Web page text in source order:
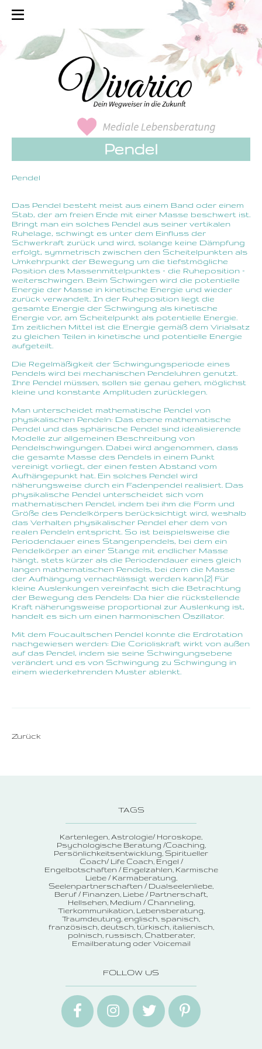
Pendel
Pendel
Das Pendel besteht meist aus einem Band oder einem
Stab, der am freien Ende mit einer Masse beschwert ist.
Bringt man ein solches Pendel aus seiner vertikalen
Ruhelage, schwingt es unter dem Einfluss der
Schwerkraft zurück und wird, solange keine Dämpfung
erfolgt, symmetrisch zwischen den Scheitelpunkten als
Umkehrpunkt der Bewegung um die tiefstmögliche
Position des Massenmittelpunktes – die Ruheposition –
weiterschwingen. Beim Schwingen wird die potentielle
Energie der Masse in kinetische Energie und wieder
zurück verwandelt. In der Ruheposition liegt die
gesamte Energie der Schwingung als kinetische
Energie vor, am Scheitelpunkt als potentielle Energie.
Im zeitlichen Mittel ist die Energie gemäß dem Virialsatz
zu gleichen Teilen in kinetische und potentielle Energie
aufgeteilt.
Die Regelmäßigkeit der Schwingungsperiode eines
Pendels wird bei mechanischen Pendeluhren genutzt.
Ihre Pendel müssen, sollen sie genau gehen, möglichst
kleine und konstante Amplituden zurücklegen.
Man unterscheidet mathematische Pendel von
physikalischen Pendeln: Das ebene mathematische
Pendel und das sphärische Pendel sind idealisierende
Modelle zur allgemeinen Beschreibung von
Pendelschwingungen. Dabei wird angenommen, dass
die gesamte Masse des Pendels in einem Punkt
vereinigt vorliegt, der einen festen Abstand vom
Aufhängepunkt hat. Ein solches Pendel wird
näherungsweise durch ein Fadenpendel realisiert. Das
physikalische Pendel unterscheidet sich vom
mathematischen Pendel, indem bei ihm die Form und
Größe des Pendelkörpers berücksichtigt wird, weshalb
das Verhalten physikalischer Pendel eher dem von
realen Pendeln entspricht. So ist beispielsweise die
Periodendauer eines Stangenpendels, bei dem ein
Pendelkörper an einer Stange mit endlicher Masse
hängt, stets kürzer als die Periodendauer eines gleich
langen mathematischen Pendels, bei dem die Masse
der Aufhängung vernachlässigt werden kann.[2] Für
kleine Auslenkungen vereinfacht sich die Betrachtung
der Bewegung des Pendels: Da hier die rückstellende
Kraft näherungsweise proportional zur Auslenkung ist,
handelt es sich um einen harmonischen Oszillator.
Mit dem Foucaultschen Pendel konnte die Erdrotation
nachgewiesen werden: Die Corioliskraft wirkt von außen
auf das Pendel, indem sie seine Schwingungsebene
verändert und es von Schwingung zu Schwingung in
einem wiederkehrenden Muster ablenkt.
Zurück
TAGS
Kartenlegen Astrologie/ Horoskope
Psychologische Beratung /Coaching
Persönlichkeitsentwicklung Spiritueller
Coach/ Life Coach Engel /
Engelbotschaften / Engelzahlen Karmische
Liebe / Karmaberatung
Seelenpartnerschaften / Dualseelenliebe
Beruf / Finanzen Liebe / Partnerschaft
Hellsehen Medium / Channeling
Tierkommunikation Lebensberatung
Traumdeutung englisch, spanisch,
französisch, deutsch, türkisch, italienisch,
polnisch, russisch Chatberater
Emailberatung oder Voicemail
FOLLOW US